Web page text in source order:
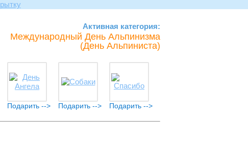
Активная категория:
Международный День Альпинизма
(День Альпиниста)
Подарить --> Подарить --> Подарить -->